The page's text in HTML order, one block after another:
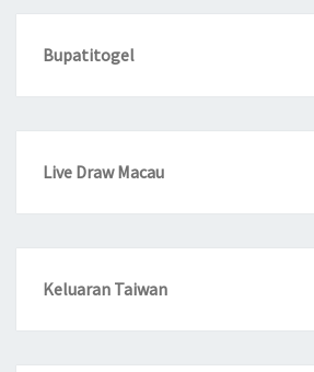
Bupatitogel
Live Draw Macau
Keluaran Taiwan